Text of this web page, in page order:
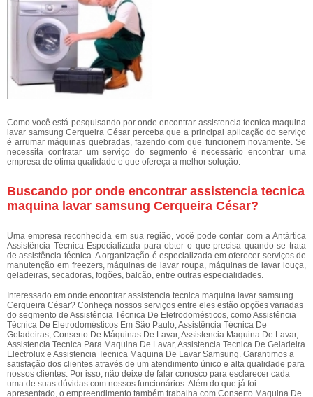
Como você está pesquisando por onde encontrar assistencia tecnica maquina
lavar samsung Cerqueira César perceba que a principal aplicação do serviço
é arrumar máquinas quebradas, fazendo com que funcionem novamente. Se
necessita contratar um serviço do segmento é necessário encontrar uma
empresa de ótima qualidade e que ofereça a melhor solução.
Buscando por onde encontrar assistencia tecnica
maquina lavar samsung Cerqueira César?
Uma empresa reconhecida em sua região, você pode contar com a Antártica
Assistência Técnica Especializada para obter o que precisa quando se trata
de assistência técnica. A organização é especializada em oferecer serviços de
manutenção em freezers, máquinas de lavar roupa, máquinas de lavar louça,
geladeiras, secadoras, fogões, balcão, entre outras especialidades.
Interessado em onde encontrar assistencia tecnica maquina lavar samsung
Cerqueira César? Conheça nossos serviços entre eles estão opções variadas
do segmento de Assistência Técnica De Eletrodomésticos, como Assistência
Técnica De Eletrodomésticos Em São Paulo, Assistência Técnica De
Geladeiras, Conserto De Máquinas De Lavar, Assistencia Maquina De Lavar,
Assistencia Tecnica Para Maquina De Lavar, Assistencia Tecnica De Geladeira
Electrolux e Assistencia Tecnica Maquina De Lavar Samsung. Garantimos a
satisfação dos clientes através de um atendimento único e alta qualidade para
nossos clientes. Por isso, não deixe de falar conosco para esclarecer cada
uma de suas dúvidas com nossos funcionários. Além do que já foi
apresentado, o empreendimento também trabalha com Conserto Maquina De